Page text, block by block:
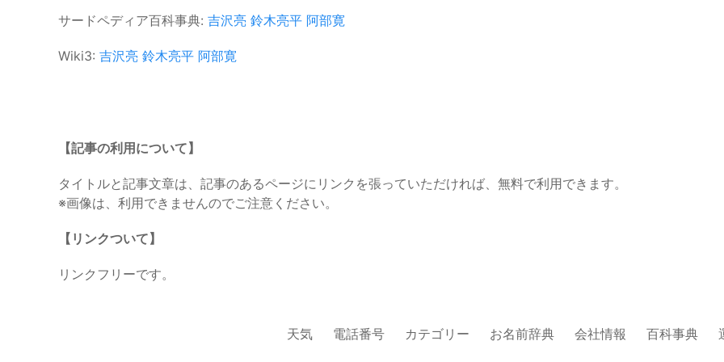
サードペディア百科事典: 吉沢亮 鈴木亮平 阿部寛
Wiki3: 吉沢亮 鈴木亮平 阿部寛
【記事の利用について】
タイトルと記事文章は、記事のあるページにリンクを張っていただければ、無料で利用できます。
※画像は、利用できませんのでご注意ください。
【リンクついて】
リンクフリーです。
天気 電話番号 カテゴリー お名前辞典 会社情報 百科事典